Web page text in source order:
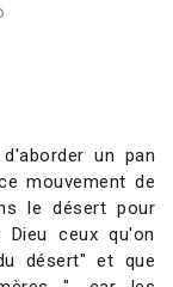
un pan
mouvement de
le désert pour
ceux qu'on
désert" et que